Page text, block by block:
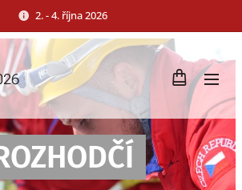
2. - 4. října 2026